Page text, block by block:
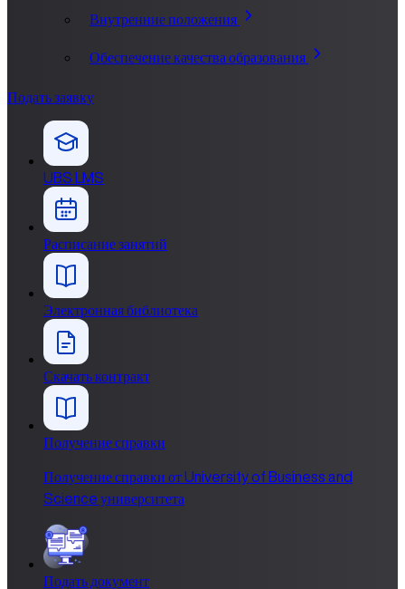
Внутренние положения
Обеспечение качества образования
Подать заявку
UBS LMS
Расписание занятий
Электронная библиотека
Скачать контракт
Получение справки
Получение справки от University of Business and
Science университета
Подать документ